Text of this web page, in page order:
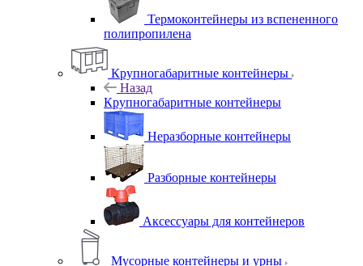
Термоконтейнеры из вспененного
полипропилена
Крупногабаритные контейнеры
Назад
Крупногабаритные контейнеры
Неразборные контейнеры
Разборные контейнеры
Аксессуары для контейнеров
Мусорные контейнеры и урны